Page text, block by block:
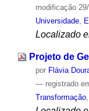
modificação29/
Universidade,
Localizado
Projeto de
por Flávia
— registrado
Transformação,